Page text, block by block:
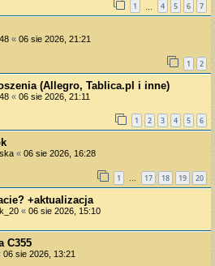
1 4 5 6 7
« 06 sie 2026, 21:21
1 2
(Allegro, Tablica.pl i inne)
« 06 sie 2026, 21:11
1 2 3 4 5 6
« 06 sie 2026, 16:28
1 … 17 18 19 20
+aktualizacja
« 06 sie 2026, 15:10
C355
06 sie 2026, 13:21